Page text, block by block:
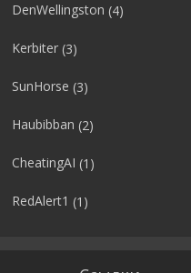
DenWellingston (4)
Kerbiter (3)
SunHorse (3)
Haubibban (2)
CheatingAI (1)
RedAlert1 (1)